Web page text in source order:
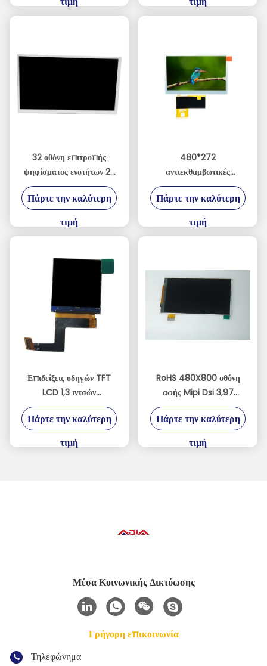
οθόνης τερματικού
* 800 MIPI
32 οθόνη επιτροπής
ψηφίσματος ενοτήτων 2K
διεπαφών TFT LCD
ίντσας LVDS
Πάρτε την καλύτερη
τιμή
480*272
αντιεκθαμβωτικές
επιδείξεις TFT LCD για τη
βιομηχανική ή κονσόλα
παιχνιδιών
Πάρτε την καλύτερη
τιμή
Επιδείξεις οδηγών TFT
LCD 1,3 ιντσών
240xRGBx240
ST7789V
Πάρτε την καλύτερη
τιμή
RoHS 480X800 οθόνη
αφής Mipi Dsi 3,97
ίντσας με άσπρα 8 LEDs
Πάρτε την καλύτερη
τιμή
Μέσα Κοινωνικής Δικτύωσης
Γρήγορη επικοινωνία
Τηλεφώνημα